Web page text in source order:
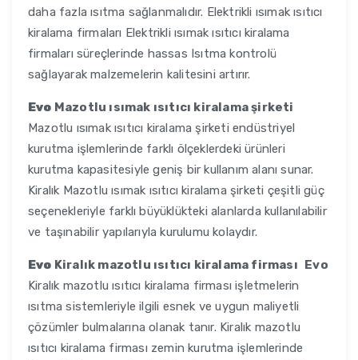
daha fazla ısıtma sağlanmalıdır. Elektrikli ısımak ısıtıcı
kiralama firmaları Elektrikli ısımak ısıtıcı kiralama
firmaları süreçlerinde hassas Isıtma kontrolü
sağlayarak malzemelerin kalitesini artırır.
Evo Mazotlu ısımak ısıtıcı kiralama şirketi
Mazotlu ısımak ısıtıcı kiralama şirketi endüstriyel
kurutma işlemlerinde farklı ölçeklerdeki ürünleri
kurutma kapasitesiyle geniş bir kullanım alanı sunar.
Kiralık Mazotlu ısımak ısıtıcı kiralama şirketi çeşitli güç
seçenekleriyle farklı büyüklükteki alanlarda kullanılabilir
ve taşınabilir yapılarıyla kurulumu kolaydır.
Evo Kiralık mazotlu ısıtıcı kiralama firması Evo
Kiralık mazotlu ısıtıcı kiralama firması işletmelerin
ısıtma sistemleriyle ilgili esnek ve uygun maliyetli
çözümler bulmalarına olanak tanır. Kiralık mazotlu
ısıtıcı kiralama firması zemin kurutma işlemlerinde